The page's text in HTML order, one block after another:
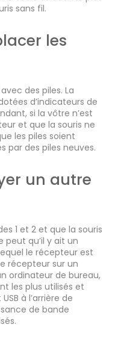
sans fil.
les
des piles. La
d’indicateurs de
si la vôtre n’est
et que la souris ne
les piles soient
par des piles neuves.
un autre
1 et 2 et que la souris
peut qu’il y ait un
le récepteur est
récepteur sur un
ordinateur de bureau,
les plus utilisés et
à l’arrière de
de bande